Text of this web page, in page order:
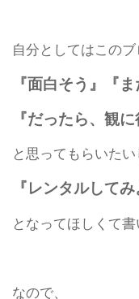
自分としてはこのブ
『面白そう』『
『だったら、観
と思ってもらいた
『レンタルしてみ
となってほしくて書
なので、